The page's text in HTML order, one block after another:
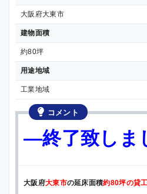
大阪府大東市
建物面積
約80坪
用途地域
工業地域
コメント
—終了致しま
大阪府大東市の延床面積約80坪の貸